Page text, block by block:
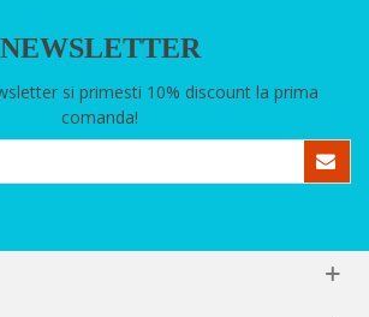
NEWSLETTER
si primesti 10% discount la prima
comanda!